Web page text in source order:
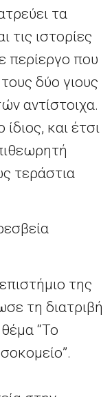
τα
τις ιστορίες
περίεργο που
δύο γιους
αντίστοιχα.
και έτσι
τεράστια
της
τη διατριβή
“Το